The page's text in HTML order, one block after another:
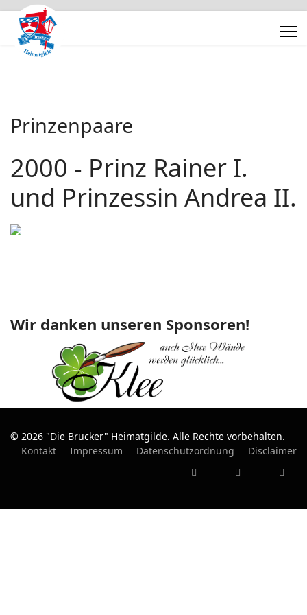
Prinzenpaare
2000 - Prinz Rainer I.
und Prinzessin Andrea II.
Wir danken unseren Sponsoren!
© 2026 "Die Brucker" Heimatgilde. Alle Rechte vorbehalten.
Kontakt
Impressum Datenschutzordnung Disclaimer